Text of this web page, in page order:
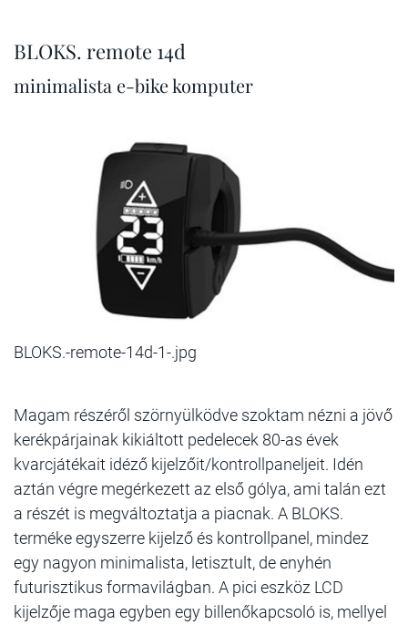
BLOKS. remote 14d
minimalista e-bike komputer
BLOKS.-remote-14d-1-.jpg
Magam részéről szörnyülködve szoktam nézni a jövő
kerékpárjainak kikiáltott pedelecek 80-as évek
kvarcjátékait idéző kijelzőit/kontrollpaneljeit. Idén
aztán végre megérkezett az első gólya, ami talán ezt
a részét is megváltoztatja a piacnak. A BLOKS.
terméke egyszerre kijelző és kontrollpanel, mindez
egy nagyon minimalista, letisztult, de enyhén
futurisztikus formavilágban. A pici eszköz LCD
kijelzője maga egyben egy billenőkapcsoló is, mellyel